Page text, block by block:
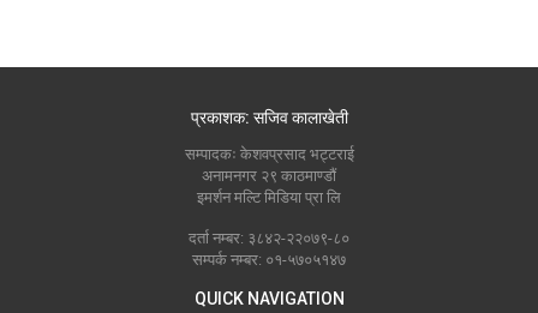
प्रकाशक: सजिव कालाखेती
सम्पादकः केशवप्रसाद भट्टराई
अनामनगर २९ काठमाण्डौं
इमर्शन मल्टि मिडिया प्रा लि
दर्ता नम्बर: ३८४२-२२०७९-८०
सम्पर्क नम्बर: ०१-५७०५१४७
QUICK NAVIGATION